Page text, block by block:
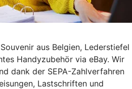
aus Belgien, Lederstiefel
Handyzubehör via eBay. Wir
dank der SEPA-Zahlverfahren
Lastschriften und